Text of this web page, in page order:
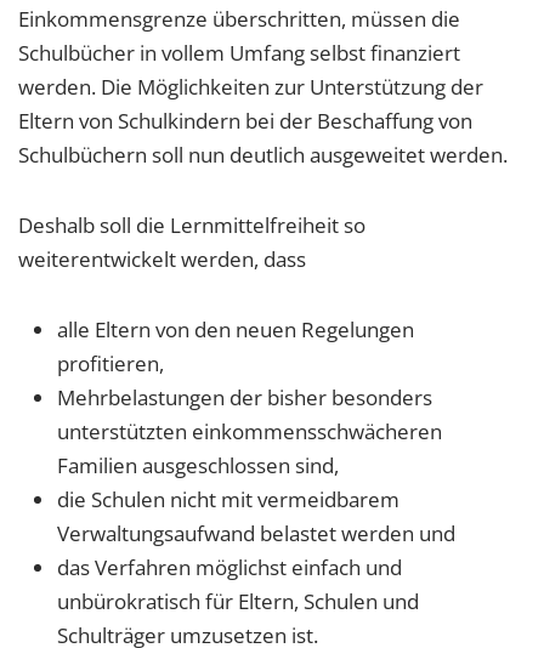
Einkommensgrenze überschritten, müssen die
Schulbücher in vollem Umfang selbst finanziert
werden. Die Möglichkeiten zur Unterstützung der
Eltern von Schulkindern bei der Beschaffung von
Schulbüchern soll nun deutlich ausgeweitet werden.
Deshalb soll die Lernmittelfreiheit so
weiterentwickelt werden, dass
alle Eltern von den neuen Regelungen
profitieren,
Mehrbelastungen der bisher besonders
unterstützten einkommensschwächeren
Familien ausgeschlossen sind,
die Schulen nicht mit vermeidbarem
Verwaltungsaufwand belastet werden und
das Verfahren möglichst einfach und
unbürokratisch für Eltern, Schulen und
Schulträger umzusetzen ist.